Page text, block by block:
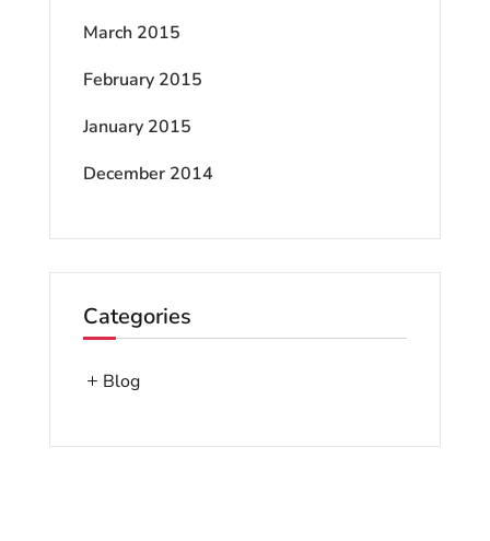
March 2015
February 2015
January 2015
December 2014
Categories
Blog